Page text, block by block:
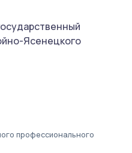
Ясенецкого
профессионального